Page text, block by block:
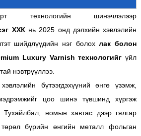
технологийн шинэчлэлээр
ХХК нь 2025 онд дэлхийн хэвлэлийн
шийдлүүдийн нэг болох лак болон
Luxury Varnish технологийг үйл
нэвтрүүллээ.
бүтээгдэхүүний өнгө үзэмж,
цоо шинэ түвшинд хүргэж
номын хавтас дээр гялгар
бүрийн өнгийн металл фольган